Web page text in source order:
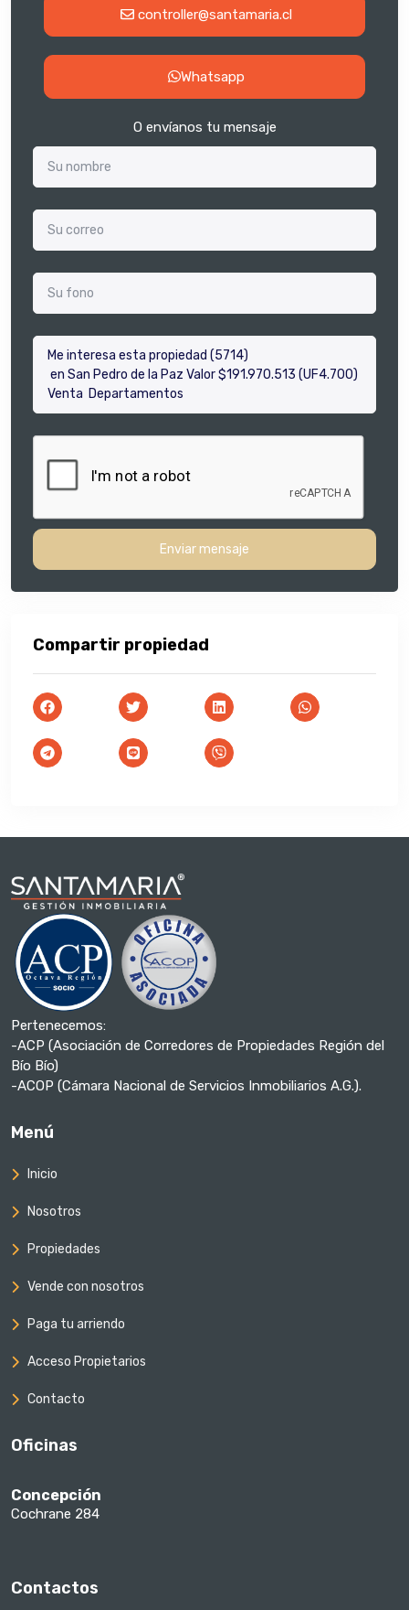
controller@santamaria.cl
Whatsapp
O envíanos tu mensaje
Enviar mensaje
Compartir propiedad
Pertenecemos:
-ACP (Asociación de Corredores de Propiedades Región del
Bío Bío)
-ACOP (Cámara Nacional de Servicios Inmobiliarios A.G.).
Menú
Inicio
Nosotros
Propiedades
Vende con nosotros
Paga tu arriendo
Acceso Propietarios
Contacto
Oficinas
Concepción
Cochrane 284
Contactos